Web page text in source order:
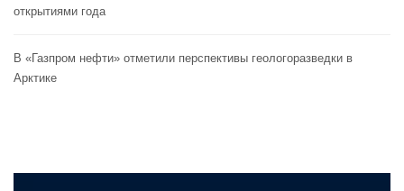
открытиями года
В «Газпром нефти» отметили перспективы геологоразведки в
Арктике